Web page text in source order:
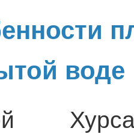
воде